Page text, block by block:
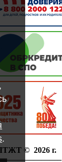
© 2026 г.
.